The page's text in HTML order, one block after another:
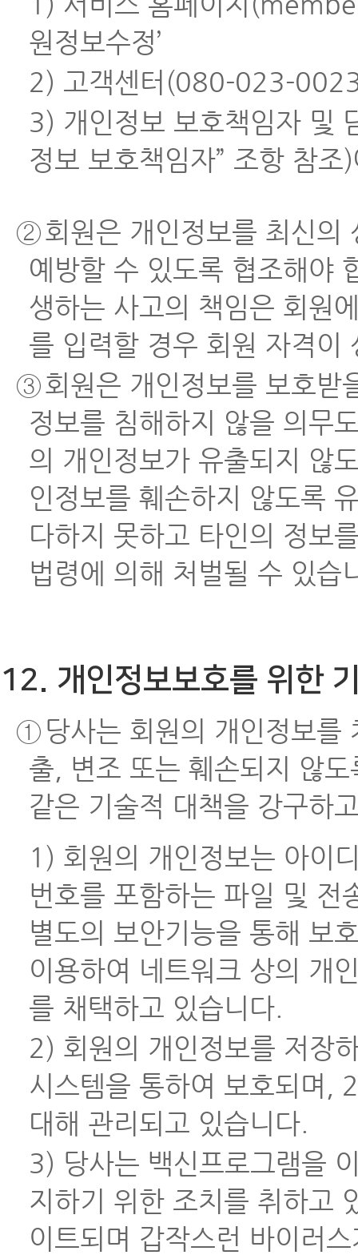
원정보수정’
2) 고객센터(080-023-
3) 개인정보 보호책임자 및
정보 보호책임자” 조항 참
②회원은 개인정보를 최신의
예방할 수 있도록 협조해야
생하는 사고의 책임은 회원
를 입력할 경우 회원 자격이
③회원은 개인정보를 보호받
정보를 침해하지 않을 의무
의 개인정보가 유출되지 않
인정보를 훼손하지 않도록
다하지 못하고 타인의 정보
법령에 의해 처벌될 수 있습
12. 개인정보보호를 위한
① 당사는 회원의 개인정보
출, 변조 또는 훼손되지 않
같은 기술적 대책을 강구하
1) 회원의 개인정보는 아이
번호를 포함하는 파일 및 전
별도의 보안기능을 통해 보
이용하여 네트워크 상의 개
를 채택하고 있습니다.
2) 회원의 개인정보를 저장
시스템을 통하여 보호되며,
대해 관리되고 있습니다.
3) 당사는 백신프로그램을
지하기 위한 조치를 취하고
이트되며 갑작스런 바이러